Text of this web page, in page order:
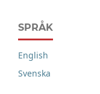
SPRÅK
English
Svenska